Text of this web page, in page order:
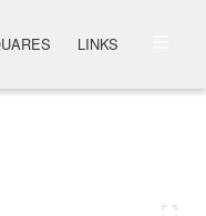
LINKS